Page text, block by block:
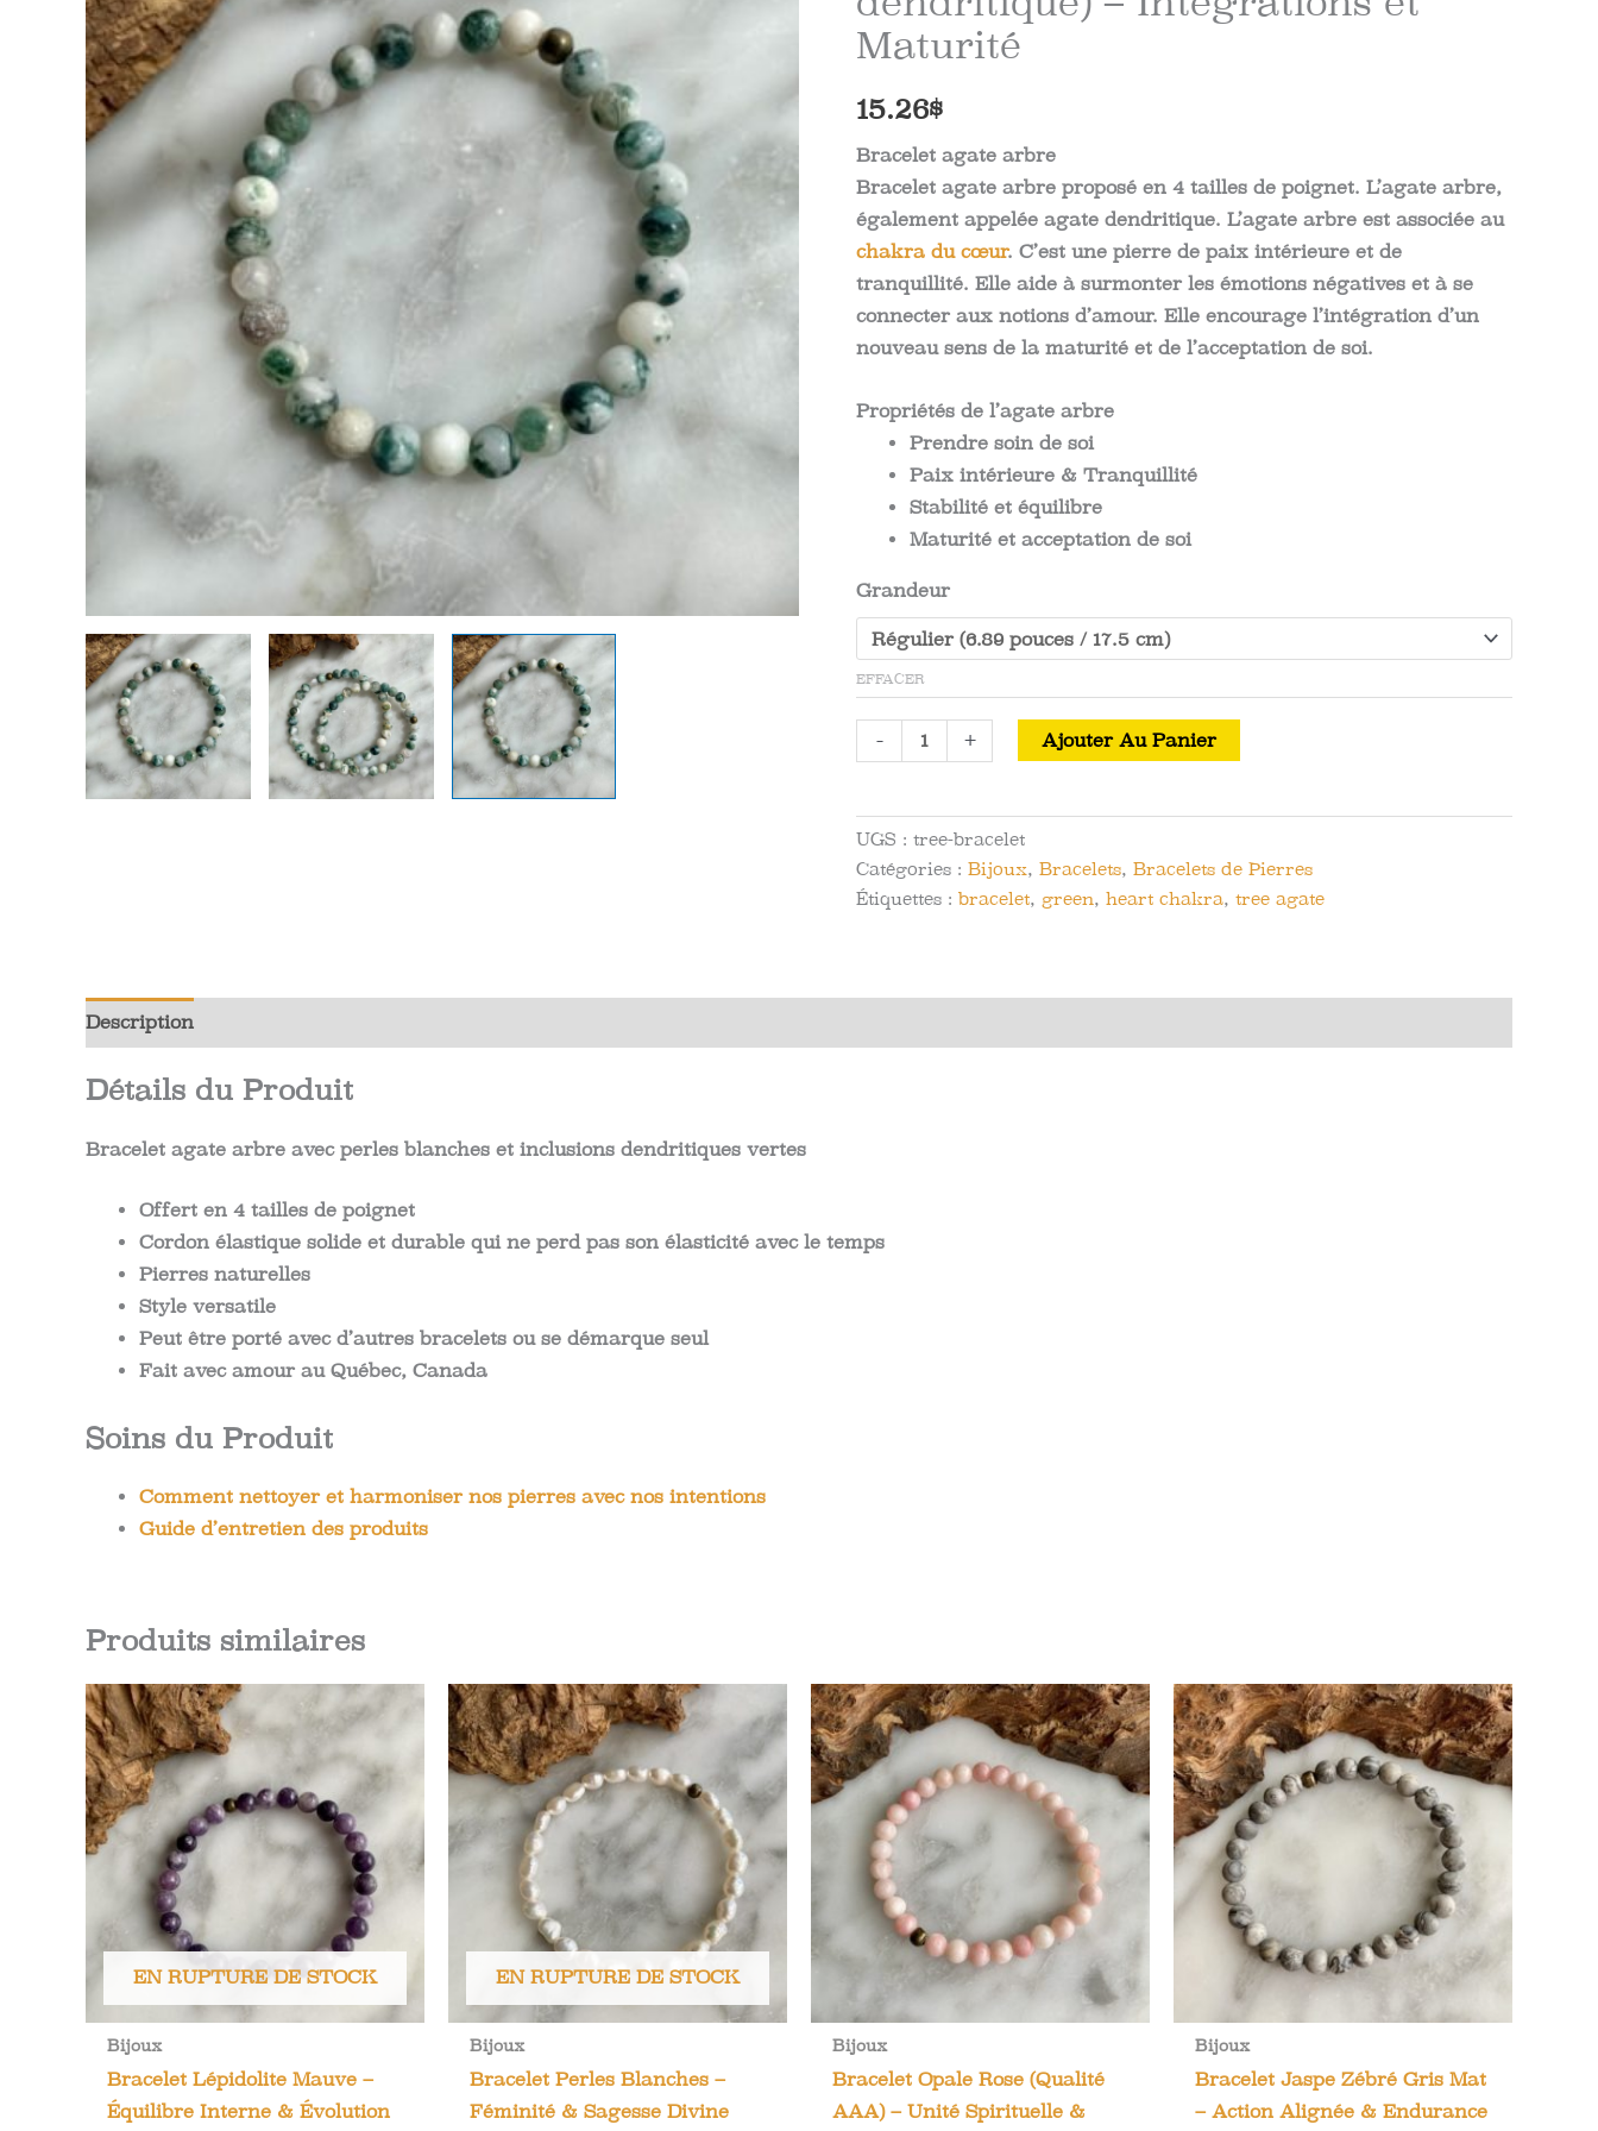
Maturité
15.26$
Bracelet agate arbre
Bracelet agate arbre proposé en 4 tailles de poignet. L’agate arbre,
également appelée agate dendritique. L’agate arbre est associée au
chakra du cœur. C’est une pierre de paix intérieure et de
tranquillité. Elle aide à surmonter les émotions négatives et à se
connecter aux notions d’amour. Elle encourage l’intégration d’un
nouveau sens de la maturité et de l’acceptation de soi.
Propriétés de l’agate arbre
Prendre soin de soi
Paix intérieure & Tranquillité
Stabilité et équilibre
Maturité et acceptation de soi
Grandeur
EFFACER
-
quantité
de
Agate
Arbre
(agate
Maturité
+ Ajouter Au Panier
UGS : tree-bracelet
Catégories : Bijoux, Bracelets, Bracelets de Pierres
Étiquettes : bracelet, green, heart chakra, tree agate
Description
Détails du Produit
Bracelet agate arbre avec perles blanches et inclusions dendritiques vertes
Offert en 4 tailles de poignet
Cordon élastique solide et durable qui ne perd pas son élasticité avec le temps
Pierres naturelles
Style versatile
Peut être porté avec d’autres bracelets ou se démarque seul
Fait avec amour au Québec, Canada
Soins du Produit
Comment nettoyer et harmoniser nos pierres avec nos intentions
Guide d’entretien des produits
Produits similaires
EN RUPTURE DE STOCK
Bijoux
Bracelet Lépidolite Mauve –
Équilibre Interne & Évolution
EN RUPTURE DE STOCK
Bijoux
Bracelet Perles Blanches –
Féminité & Sagesse Divine
Bijoux
Bracelet Opale Rose (Qualité
AAA) – Unité Spirituelle &
Bijoux
Bracelet Jaspe Zébré Gris Mat
– Action Alignée & Endurance